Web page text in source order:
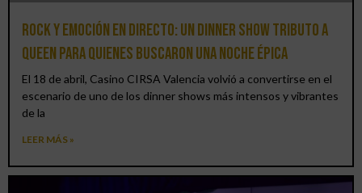
Rock y emoción en directo: un Dinner Show Tributo a
Queen para quienes buscaron una noche épica
El 18 de abril, Casino CIRSA Valencia volvió a convertirse en el
escenario de uno de los dinner shows más intensos y vibrantes
de la
LEER MÁS »